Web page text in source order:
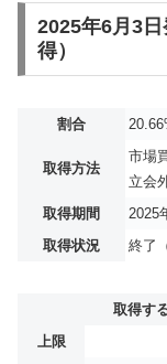
2025年6月3
得）
割合
取得方法
市場
立会
取得期間
2025
取得状況
終了
取得す
上限